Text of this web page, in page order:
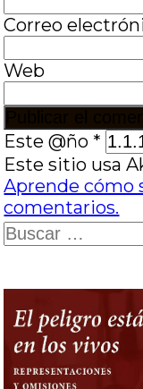
Correo
Web
Este @ño *
Este sitio usa
Aprende cómo
comentarios.
Buscar: